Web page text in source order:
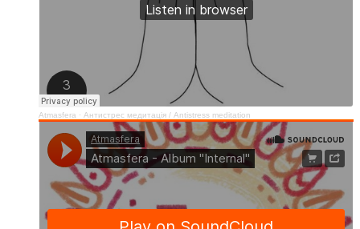
Atmasfera · Антистрес медитація / Аntistress meditation